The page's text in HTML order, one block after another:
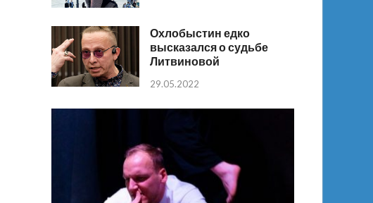
Охлобыстин едко
высказался о судьбе
Литвиновой
29.05.2022